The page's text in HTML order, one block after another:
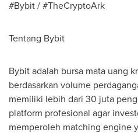
#Bybit / #TheCryptoArk
Tentang Bybit
Bybit adalah bursa mata uang
berdasarkan volume
memiliki lebih dari 30 juta
platform profesional agar
memperoleh matching engine